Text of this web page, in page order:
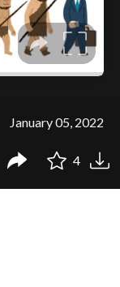
January 05, 2022
4